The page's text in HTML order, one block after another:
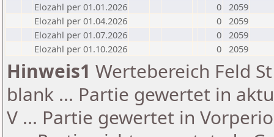
Elozahl per 01.01.2026
0 2059
Elozahl per 01.04.2026
0 2059
Elozahl per 01.07.2026
0 2059
Elozahl per 01.10.2026
0 2059
Hinweis1 Wertebereich Feld
blank ... Partie gewertet in
V ... Partie gewertet in